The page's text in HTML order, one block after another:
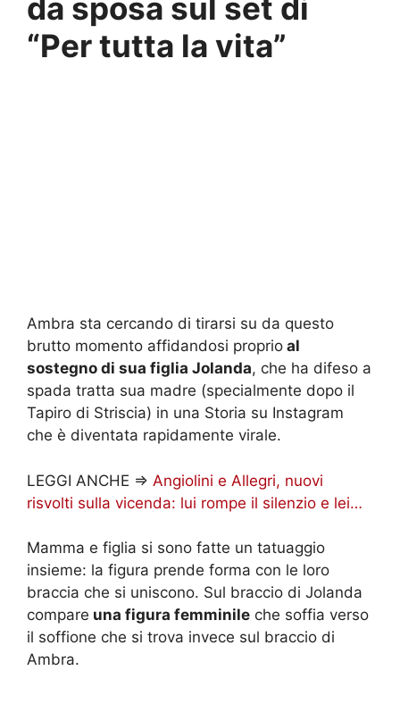
da sposa sul set di
“Per tutta la vita”
Ambra sta cercando di tirarsi su da questo
brutto momento affidandosi proprio al
sostegno di sua figlia Jolanda, che ha difeso a
spada tratta sua madre (specialmente dopo il
Tapiro di Striscia) in una Storia su Instagram
che è diventata rapidamente virale.
LEGGI ANCHE => Angiolini e Allegri, nuovi
risvolti sulla vicenda: lui rompe il silenzio e lei…
Mamma e figlia si sono fatte un tatuaggio
insieme: la figura prende forma con le loro
braccia che si uniscono. Sul braccio di Jolanda
compare una figura femminile che soffia verso
il soffione che si trova invece sul braccio di
Ambra.